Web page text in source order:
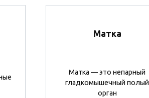
Матка
Матка — это непарный
гладкомышечный полый
орган